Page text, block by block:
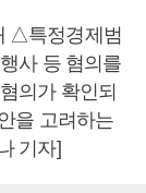
△특정경제범
사 등 혐의를
의가 확인되
을 고려하는
기자]